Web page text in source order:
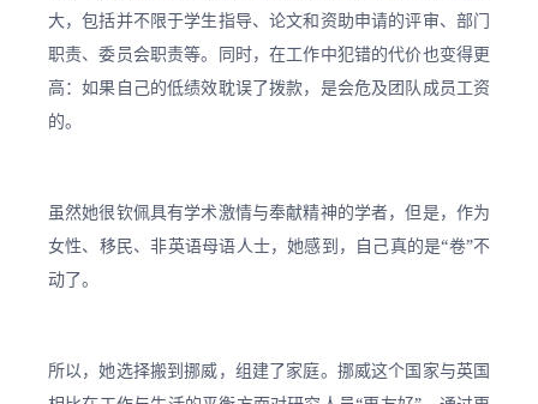
大，包括并不限于学生指导、论文和资助申请的评审、部门
职责、委员会职责等。同时，在工作中犯错的代价也变得更
高：如果自己的低绩效耽误了拨款，是会危及团队成员工资
的。
虽然她很钦佩具有学术激情与奉献精神的学者，但是，作为
女性、移民、非英语母语人士，她感到，自己真的是“卷”不
动了。
所以，她选择搬到挪威，组建了家庭。挪威这个国家与英国